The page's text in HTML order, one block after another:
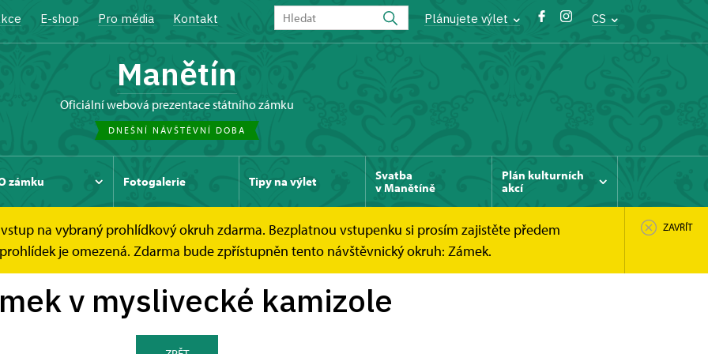
E-shop Pro média Kontakt Plánujete výlet CS
Manětín
oficiální webová prezentace státního zámku
DNEŠNÍ NÁVŠTĚVNÍ DOBA
zámku Fotogalerie Tipy na výlet
Svatba
v Manětíně
Plán kulturních
akcí
na vybraný prohlídkový okruh zdarma. Bezplatnou vstupenku si prosím zajistěte předem
je omezená. Zdarma bude zpřístupněn tento návštěvnický okruh: Zámek.
ZAVŘÍT
kamizole
v myslivecké kamizole